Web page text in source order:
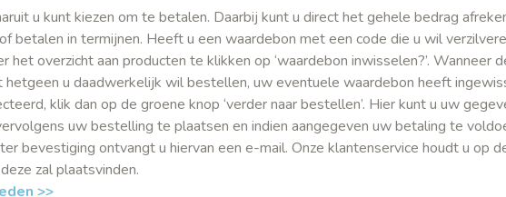
u kunt kiezen om te betalen. Daarbij kunt u direct het gehele bedrag
betalen in termijnen. Heeft u een waardebon met een code die u wil
overzicht aan producten te klikken op ‘waardebon inwisselen?’. Wanneer
u daadwerkelijk wil bestellen, uw eventuele waardebon heeft
klik dan op de groene knop ‘verder naar bestellen’. Hier kunt u uw
uw bestelling te plaatsen en indien aangegeven uw betaling te
bevestiging ontvangt u hiervan een e-mail. Onze klantenservice houdt u op
zal plaatsvinden.
>>